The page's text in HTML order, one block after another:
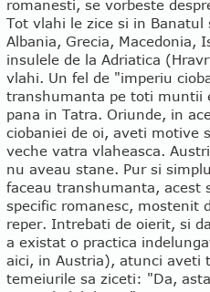
romanesti, se vorbeste
Tot vlahi le zice si in Banatul
Albania, Grecia, Macedonia,
insulele de la Adriatica
vlahi. Un fel de "imperiu
transhumanta pe toti muntii
pana in Tatra. Oriunde, in
ciobaniei de oi, aveti motive
veche vatra vlaheasca.
nu aveau stane. Pur si
faceau transhumanta, acest
specific romanesc, mostenit
reper. Intrebati de oierit, si
a existat o practica
aici, in Austria), atunci aveti
temeiurile sa ziceti: "Da,